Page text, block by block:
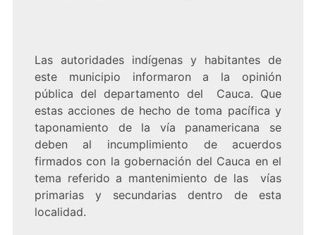
Las autoridades indígenas y habitantes de
este municipio informaron a la opinión
pública del departamento del Cauca. Que
estas acciones de hecho de toma pacífica y
taponamiento de la vía panamericana se
deben al incumplimiento de acuerdos
firmados con la gobernación del Cauca en el
tema referido a mantenimiento de las vías
primarias y secundarias dentro de esta
localidad.